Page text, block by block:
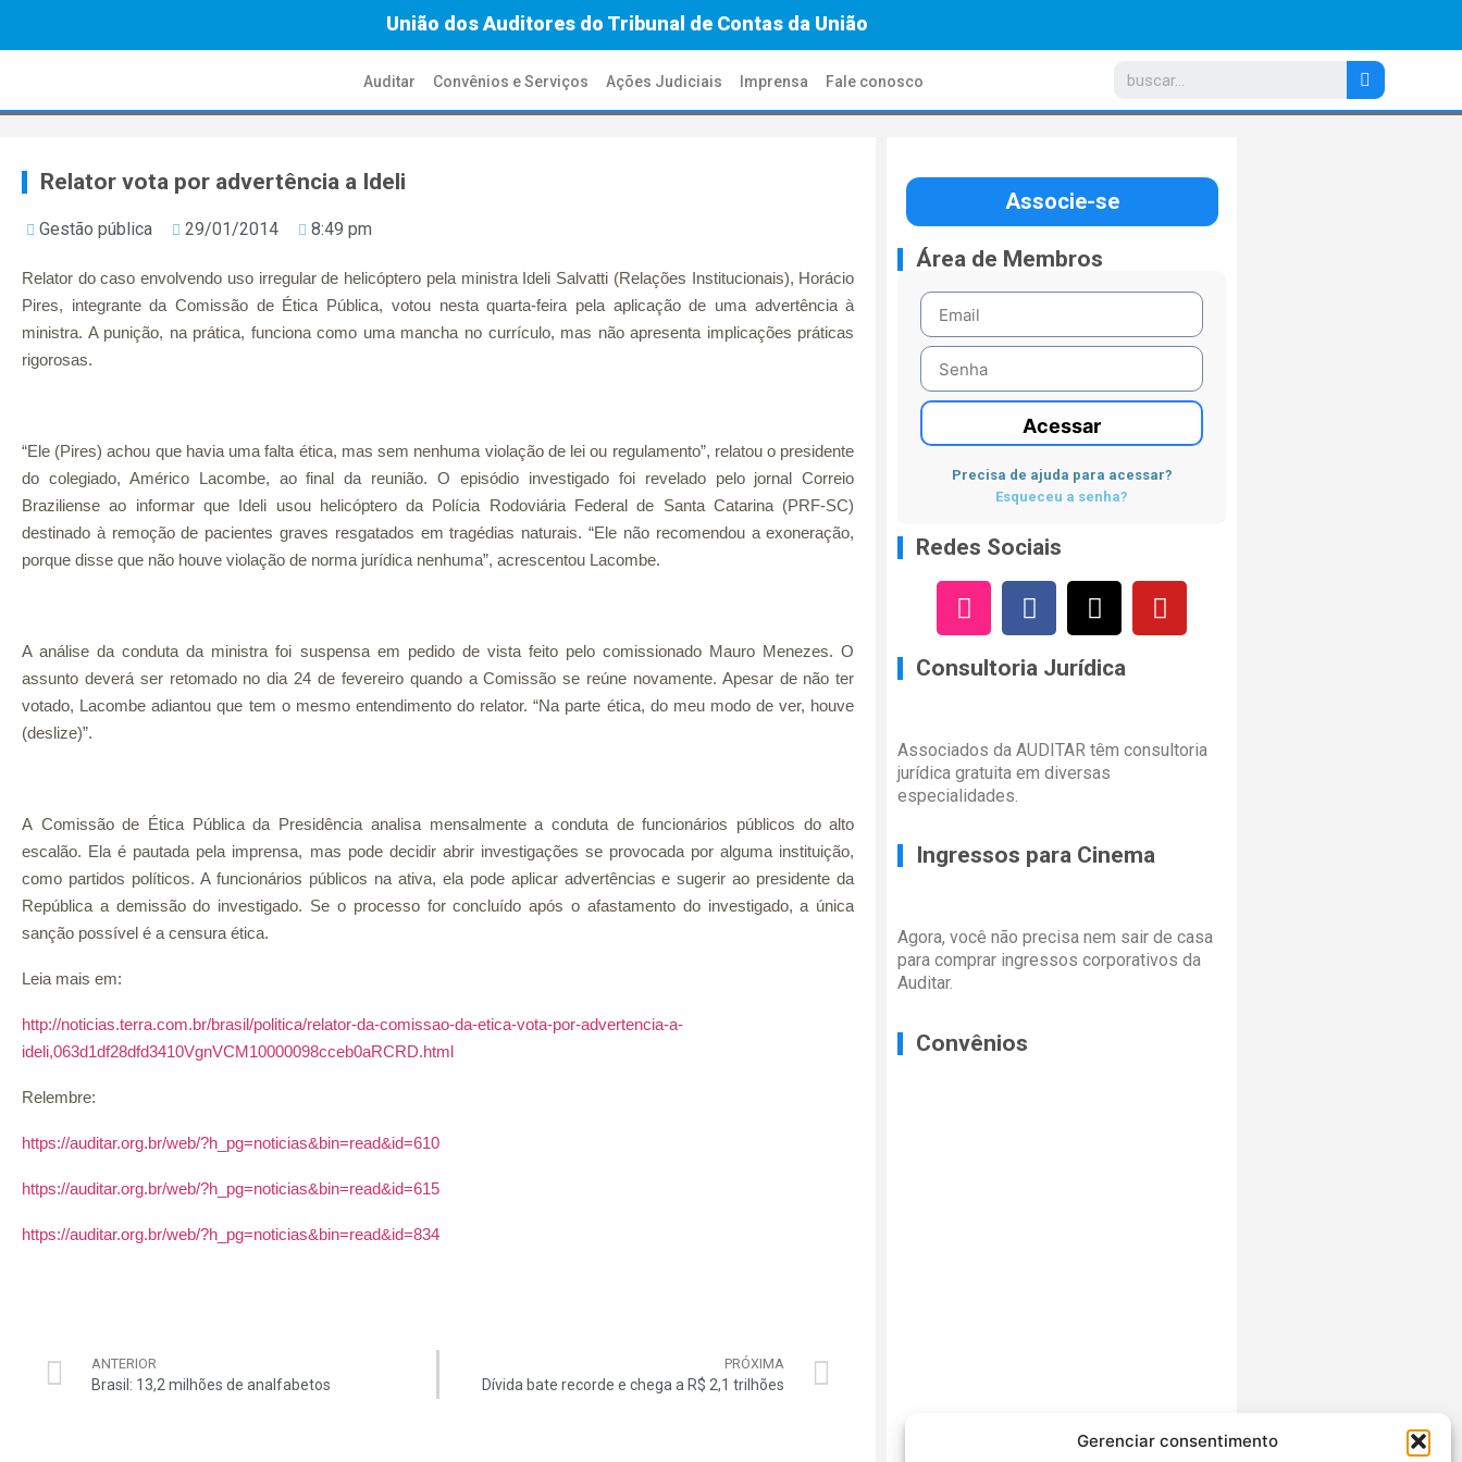
Gerenciar consentimento
União dos Auditores do Tribunal de Contas da União
Auditar Convênios e Serviços Ações Judiciais Imprensa Fale conosco
Relator vota por advertência a Ideli
Gestão pública 29/01/2014 8:49 pm
Relator do caso envolvendo uso irregular de helicóptero pela ministra Ideli Salvatti (Relações Institucionais), Horácio
Pires, integrante da Comissão de Ética Pública, votou nesta quarta-feira pela aplicação de uma advertência à
ministra. A punição, na prática, funciona como uma mancha no currículo, mas não apresenta implicações práticas
rigorosas.
“Ele (Pires) achou que havia uma falta ética, mas sem nenhuma violação de lei ou regulamento”, relatou o presidente
do colegiado, Américo Lacombe, ao final da reunião. O episódio investigado foi revelado pelo jornal Correio
Braziliense ao informar que Ideli usou helicóptero da Polícia Rodoviária Federal de Santa Catarina (PRF-SC)
destinado à remoção de pacientes graves resgatados em tragédias naturais. “Ele não recomendou a exoneração,
porque disse que não houve violação de norma jurídica nenhuma”, acrescentou Lacombe.
A análise da conduta da ministra foi suspensa em pedido de vista feito pelo comissionado Mauro Menezes. O
assunto deverá ser retomado no dia 24 de fevereiro quando a Comissão se reúne novamente. Apesar de não ter
votado, Lacombe adiantou que tem o mesmo entendimento do relator. “Na parte ética, do meu modo de ver, houve
(deslize)”.
A Comissão de Ética Pública da Presidência analisa mensalmente a conduta de funcionários públicos do alto
escalão. Ela é pautada pela imprensa, mas pode decidir abrir investigações se provocada por alguma instituição,
como partidos políticos. A funcionários públicos na ativa, ela pode aplicar advertências e sugerir ao presidente da
República a demissão do investigado. Se o processo for concluído após o afastamento do investigado, a única
sanção possível é a censura ética.
Leia mais em:
http://noticias.terra.com.br/brasil/politica/relator-da-comissao-da-etica-vota-por-advertencia-a-
ideli,063d1df28dfd3410VgnVCM10000098cceb0aRCRD.html
Relembre:
https://auditar.org.br/web/?h_pg=noticias&bin=read&id=610
https://auditar.org.br/web/?h_pg=noticias&bin=read&id=615
https://auditar.org.br/web/?h_pg=noticias&bin=read&id=834
ANTERIOR
Brasil: 13,2 milhões de analfabetos
PRÓXIMA
Dívida bate recorde e chega a R$ 2,1 trilhões
Associe-se
Área de Membros
Acessar
Precisa de ajuda para acessar?
Esqueceu a senha?
Redes Sociais
Consultoria Jurídica
Associados da AUDITAR têm consultoria
jurídica gratuita em diversas
especialidades.
Ingressos para Cinema
Agora, você não precisa nem sair de casa
para comprar ingressos corporativos da
Auditar.
Convênios